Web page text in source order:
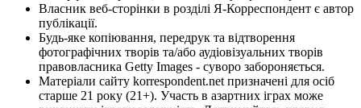
Власник веб-сторінки в розділі Я-Корреспондент є автор
публікації.
Будь-яке копіювання, передрук та відтворення
фотографічних творів та/або аудіовізуальних творів
правовласника Getty Images - суворо забороняється.
Матеріали сайту korrespondent.net призначені для осіб
старше 21 року (21+). Участь в азартних іграх може